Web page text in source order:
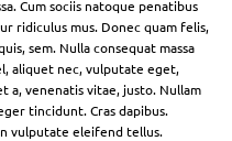
Cum sociis natoque penatibus
ridiculus mus. Donec quam felis,
sem. Nulla consequat massa
aliquet nec, vulputate eget,
a, venenatis vitae, justo. Nullam
tincidunt. Cras dapibus.
vulputate eleifend tellus.